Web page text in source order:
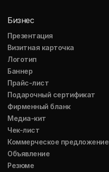
Бизнес
Презентация
Визитная карточка
Логотип
Баннер
Прайс-лист
Подарочный сертификат
Фирменный бланк
Медиа-кит
Чек-лист
Коммерческое предложение
Объявление
Резюме